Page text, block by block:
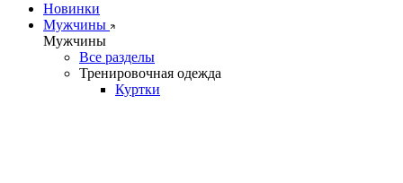
Новинки
Мужчины
Мужчины
Все разделы
Тренировочная одежда
Куртки